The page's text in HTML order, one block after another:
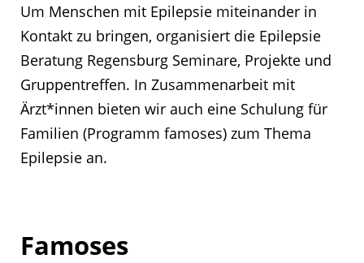
Um Menschen mit Epilepsie miteinander in
Kontakt zu bringen, organisiert die Epilepsie
Beratung Regensburg Seminare, Projekte und
Gruppentreffen. In Zusammenarbeit mit
Ärzt*innen bieten wir auch eine Schulung für
Familien (Programm famoses) zum Thema
Epilepsie an.
Famoses